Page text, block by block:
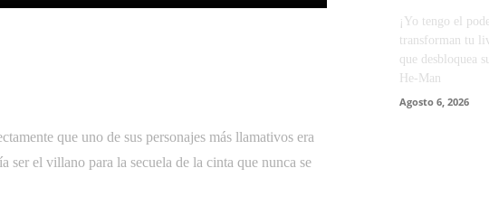
que uno de sus personajes más llamativos era
el villano para la secuela de la cinta que nunca se
¡Yo tengo el
transforman tu
que desbloquea
He-Man
Agosto 6, 2026